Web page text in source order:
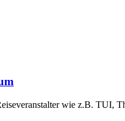
wie z.B. TUI,